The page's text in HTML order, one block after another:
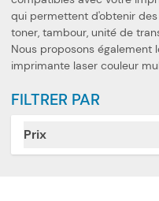
qui permettent d'obtenir des
toner, tambour, unité de
Nous proposons également les toners, tambours, unités de transfert et collecteurs de toner de la marque Brother,
imprimante laser couleur
FILTRER PAR
Prix
filter